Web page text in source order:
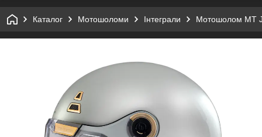
Каталог Мотошоломи Інтеграли Мотошолом MT